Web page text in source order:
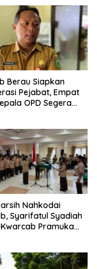
Berau Siapkan
Pejabat, Empat
OPD Segera
Nahkodai
Syarifatul Syadiah
Pramuka